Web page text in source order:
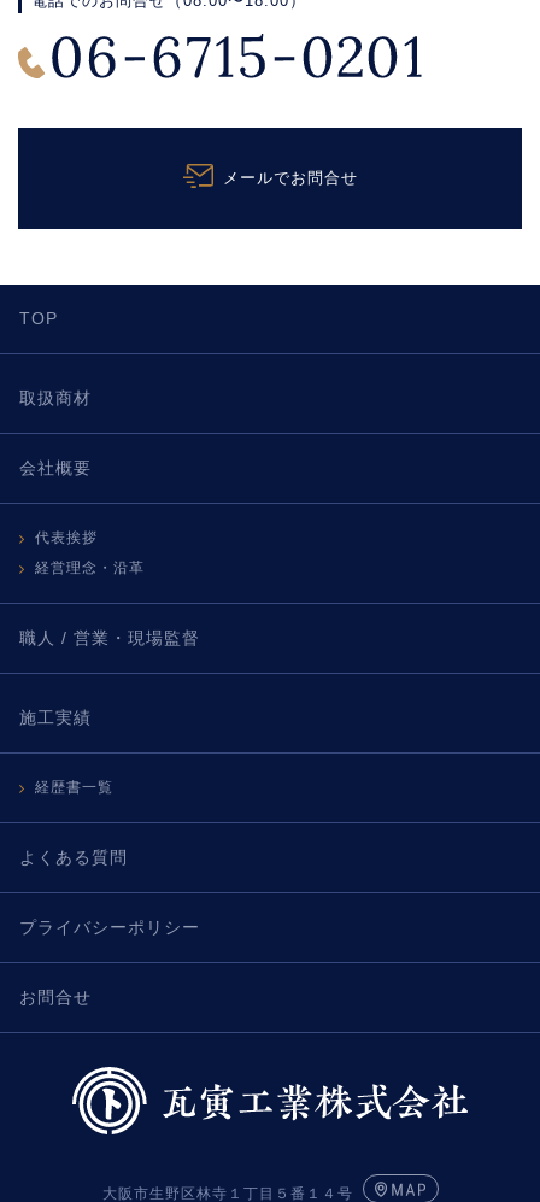
メールでお問合せ
TOP
取扱商材
会社概要
代表挨拶
経営理念・沿革
職人 / 営業・現場監督
施工実績
経歴書一覧
よくある質問
プライバシーポリシー
お問合せ
大阪市生野区林寺１丁目５番１４号